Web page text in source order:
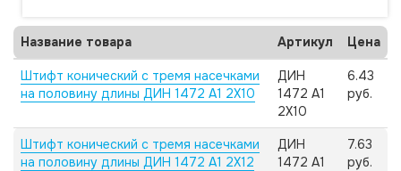
Название товара Артикул Цена
Штифт конический с тремя насечками
на половину длины ДИН 1472 А1 2X10
ДИН
1472 А1
2X10
6.43
руб.
Штифт конический с тремя насечками
на половину длины ДИН 1472 А1 2X12
ДИН
1472 А1
7.63
руб.